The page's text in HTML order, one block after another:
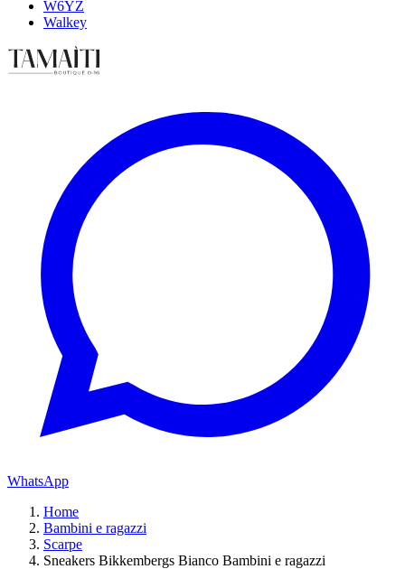
W6YZ
Walkey
WhatsApp
Home
Bambini e ragazzi
Scarpe
Sneakers Bikkembergs Bianco Bambini e ragazzi